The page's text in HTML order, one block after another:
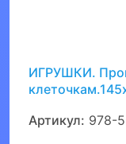
ИГРУШКИ.
Артикул: 978-